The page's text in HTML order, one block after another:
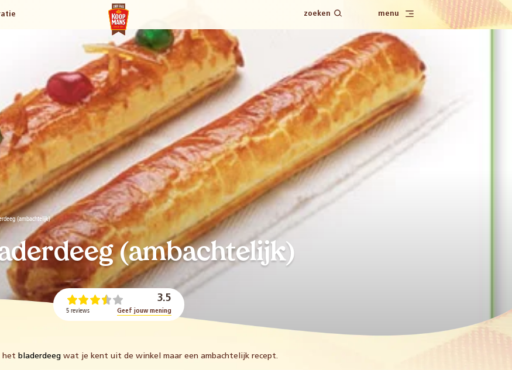
zoeken menu
(ambachtelijk)
(ambachtelijk)
3.5
5 reviews Geef jouw mening
hetbladerdeeg wat je kent uit de winkel maar een ambachtelijk recept.